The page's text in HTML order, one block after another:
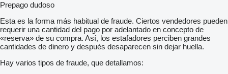
Паливний бак
кабіна
Тип Откидная з торсійним валом, посилена сталева
Prepago dudoso
Esta es la forma más habitual de fraude. Ciertos vendedores pueden
requerir una cantidad del pago por adelantado en concepto de
«reserva» de su compra. Así, los estafadores perciben grandes
cantidades de dinero y después desaparecen sin dejar huella.
Hay varios tipos de fraude, que detallamos: